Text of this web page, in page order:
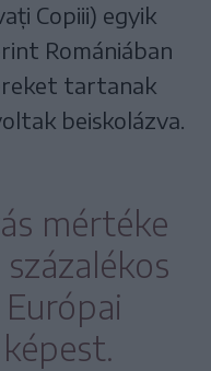
Copiii) egyik
Romániában
tartanak
beiskolázva.
mértéke